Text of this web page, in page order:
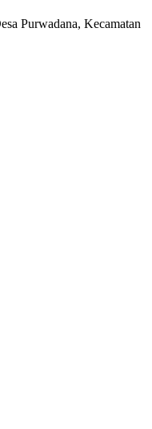
Purwadana, Kecamatan